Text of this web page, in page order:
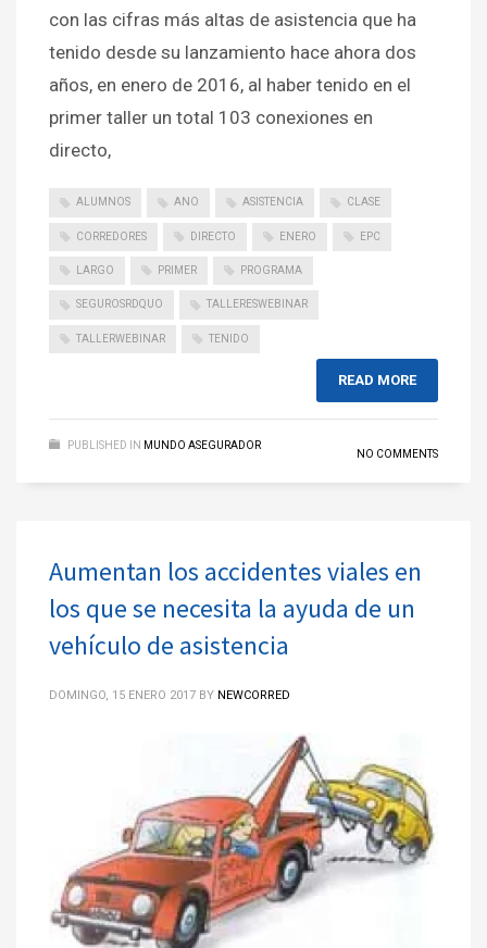
con las cifras más altas de asistencia que ha
tenido desde su lanzamiento hace ahora dos
años, en enero de 2016, al haber tenido en el
primer taller un total 103 conexiones en
directo,
ALUMNOS ANO ASISTENCIA CLASE
CORREDORES DIRECTO ENERO EPC
LARGO PRIMER PROGRAMA
SEGUROSRDQUO TALLERESWEBINAR
TALLERWEBINAR TENIDO
READ MORE
PUBLISHED IN MUNDO ASEGURADOR
NO COMMENTS
Aumentan los accidentes viales en
los que se necesita la ayuda de un
vehículo de asistencia
DOMINGO, 15 ENERO 2017 BY NEWCORRED